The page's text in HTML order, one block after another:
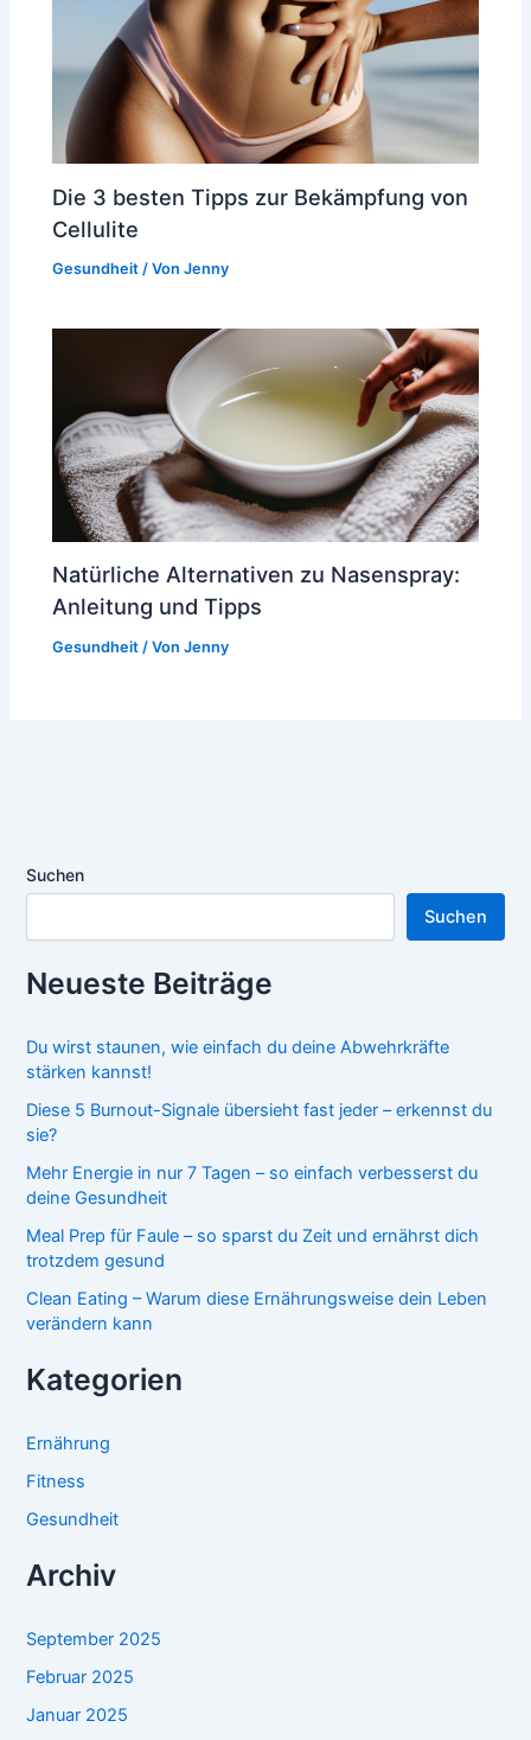
Die 3 besten Tipps zur Bekämpfung von
Cellulite
Gesundheit / VonJenny
Natürliche Alternativen zu Nasenspray:
Anleitung und Tipps
Gesundheit / VonJenny
Suchen
Suchen
Neueste Beiträge
Du wirst staunen, wie einfach du deine Abwehrkräfte
stärken kannst!
Diese 5 Burnout-Signale übersieht fast jeder – erkennst du
sie?
Mehr Energie in nur 7 Tagen – so einfach verbesserst du
deine Gesundheit
Meal Prep für Faule – so sparst du Zeit und ernährst dich
trotzdem gesund
Clean Eating – Warum diese Ernährungsweise dein Leben
verändern kann
Kategorien
Ernährung
Fitness
Gesundheit
Archiv
September 2025
Februar 2025
Januar 2025